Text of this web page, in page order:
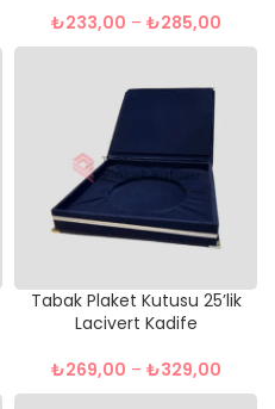
₺233,00 – ₺285,00
Tabak Plaket Kutusu 25’lik
Lacivert Kadife
₺269,00 – ₺329,00